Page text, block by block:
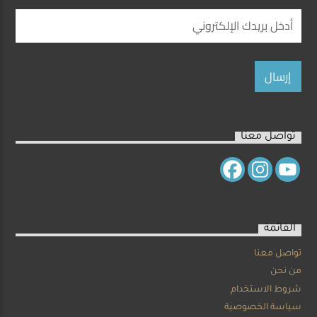
تواصل معنا
القائمة
تواصل معنا
من نحن
شروط الاستخدام
سياسة الخصوصية